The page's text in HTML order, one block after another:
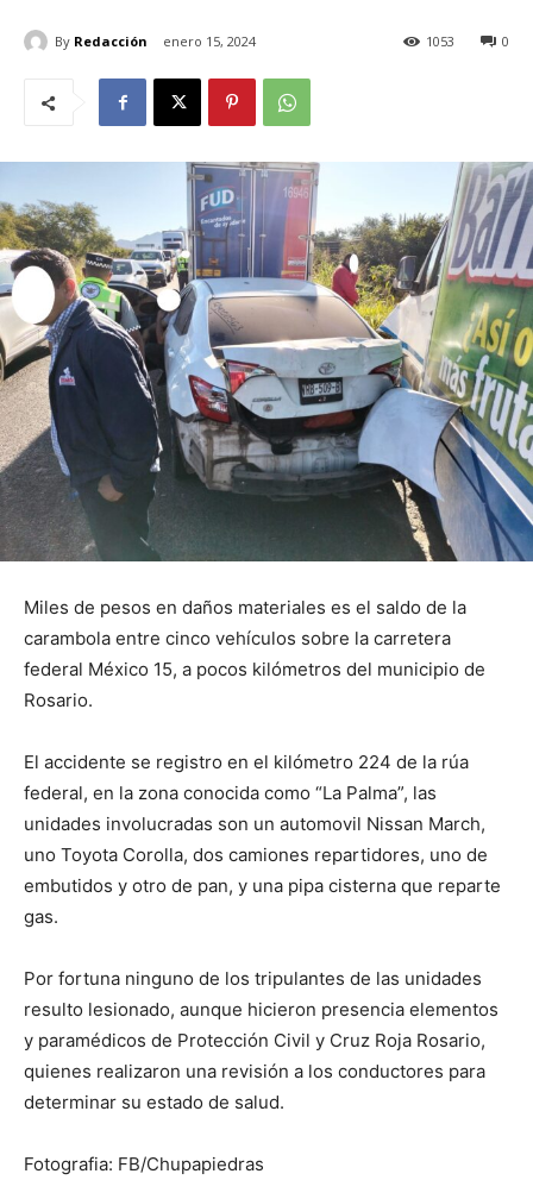
By Redacción enero 15, 2024 0
1053
Miles de pesos en daños materiales es el saldo de la
carambola entre cinco vehículos sobre la carretera
federal México 15, a pocos kilómetros del municipio de
Rosario.
El accidente se registro en el kilómetro 224 de la rúa
federal, en la zona conocida como “La Palma”, las
unidades involucradas son un automovil Nissan March,
uno Toyota Corolla, dos camiones repartidores, uno de
embutidos y otro de pan, y una pipa cisterna que reparte
gas.
Por fortuna ninguno de los tripulantes de las unidades
resulto lesionado, aunque hicieron presencia elementos
y paramédicos de Protección Civil y Cruz Roja Rosario,
quienes realizaron una revisión a los conductores para
determinar su estado de salud.
Fotografia: FB/Chupapiedras